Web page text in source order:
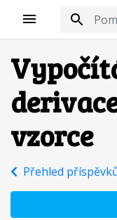
vzorce
Přehled